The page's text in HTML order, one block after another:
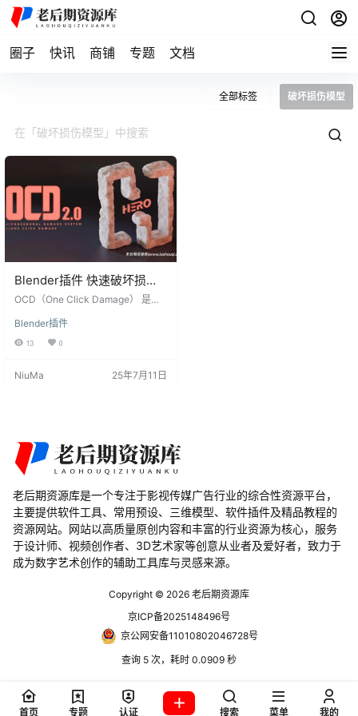
圈子 快讯 商铺 专题 文档
全部标签 破坏损伤模型
Blender插件 快速破坏损伤
模型做旧效果 OCD (One
OCD（One Click Damage） 是一
平面表面和锋利的边缘。如果你想
让你的模型更具真实感，但又不想
包括： 快速破坏效果： 通过简单点
时间内完成任务。 灵活性…
Blender插件
13 0
NiuMa 25年7月11日
老后期资源库是一个专注于影视传媒广告行业的综合性资源平台，
主要提供软件工具、常用预设、三维模型、软件插件及精品教程的
资源网站。网站以高质量原创内容和丰富的行业资源为核心，服务
于设计师、视频创作者、3D艺术家等创意从业者及爱好者，致力于
成为数字艺术创作的辅助工具库与灵感来源。
Copyright © 2026 老后期资源库
京ICP备2025148496号
京公网安备11010802046728号
查询 5 次，耗时 0.0909 秒
首页 专题 认证 搜索 菜单 我的